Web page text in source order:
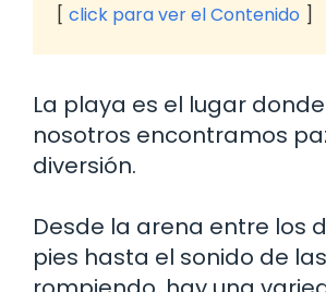
click para ver el Contenido
La playa es el lugar
nosotros encontramos
diversión.
Desde la arena entre los
pies hasta el sonido de